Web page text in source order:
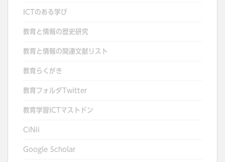
ICTのある学び
教育と情報の歴史研究
教育と情報の関連文献リスト
教育らくがき
教育フォルダTwitter
教育学習ICTマストドン
CiNii
Google Scholar